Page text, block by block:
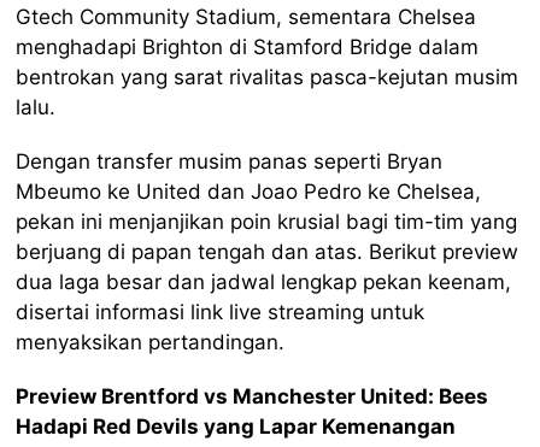
Gtech Community Stadium, sementara Chelsea
menghadapi Brighton di Stamford Bridge dalam
bentrokan yang sarat rivalitas pasca-kejutan musim
lalu.
Dengan transfer musim panas seperti Bryan
Mbeumo ke United dan Joao Pedro ke Chelsea,
pekan ini menjanjikan poin krusial bagi tim-tim yang
berjuang di papan tengah dan atas. Berikut preview
dua laga besar dan jadwal lengkap pekan keenam,
disertai informasi link live streaming untuk
menyaksikan pertandingan.
Preview Brentford vs Manchester United: Bees
Hadapi Red Devils yang Lapar Kemenangan